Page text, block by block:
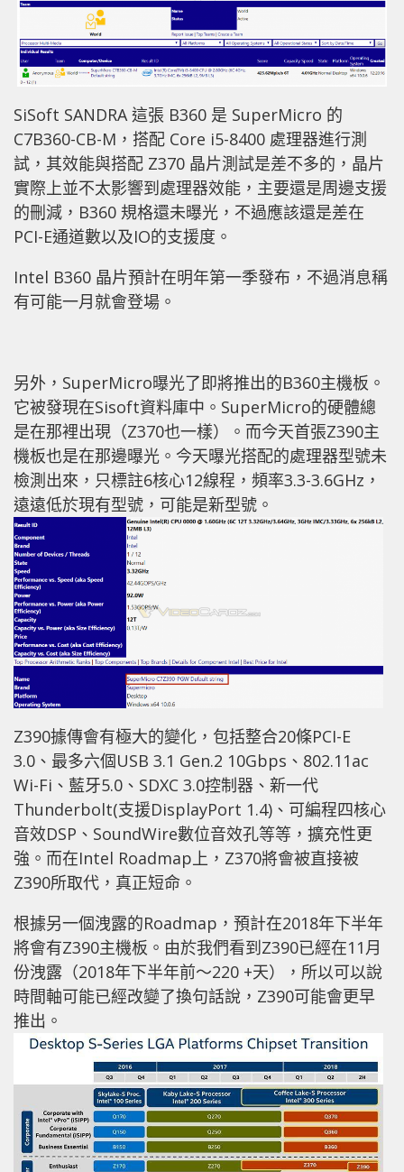
SiSoft SANDRA 這張 B360 是 SuperMicro 的
C7B360-CB-M，搭配 Core i5-8400 處理器進行測
試，其效能與搭配 Z370 晶片測試是差不多的，晶片
實際上並不太影響到處理器效能，主要還是周邊支援
的刪減，B360 規格還未曝光，不過應該還是差在
PCI-E通道數以及IO的支援度。
Intel B360 晶片預計在明年第一季發布，不過消息稱
有可能一月就會登場。
另外，SuperMicro曝光了即將推出的B360主機板。
它被發現在Sisoft資料庫中。SuperMicro的硬體總
是在那裡出現（Z370也一樣）。而今天首張Z390主
機板也是在那邊曝光。今天曝光搭配的處理器型號未
檢測出來，只標註6核心12線程，頻率3.3-3.6GHz，
遠遠低於現有型號，可能是新型號。
Z390據傳會有極大的變化，包括整合20條PCI-E
3.0、最多六個USB 3.1 Gen.2 10Gbps、802.11ac
Wi-Fi、藍牙5.0、SDXC 3.0控制器、新一代
Thunderbolt(支援DisplayPort 1.4)、可編程四核心
音效DSP、SoundWire數位音效孔等等，擴充性更
強。而在Intel Roadmap上，Z370將會被直接被
Z390所取代，真正短命。
根據另一個洩露的Roadmap，預計在2018年下半年
將會有Z390主機板。由於我們看到Z390已經在11月
份洩露（2018年下半年前〜220 +天），所以可以說
時間軸可能已經改變了換句話說，Z390可能會更早
推出。